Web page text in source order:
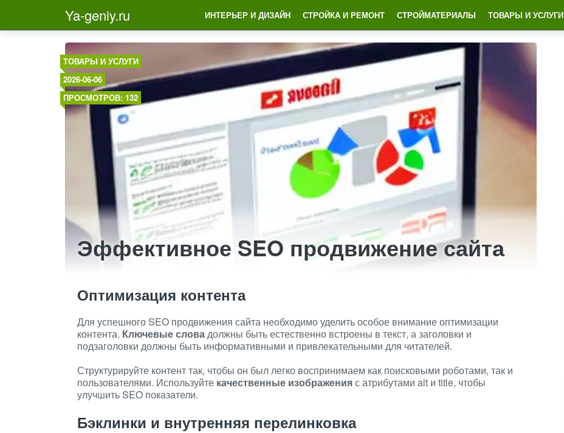
Ya-geniy.ru ИНТЕРЬЕР И ДИЗАЙН СТРОЙКА И РЕМОНТ СТРОЙМАТЕРИАЛЫ ТОВАРЫ И УСЛУГИ
ТОВАРЫ И УСЛУГИ
2026-06-06
ПРОСМОТРОВ: 132
Эффективное SEO продвижение сайта
Оптимизация контента
Для успешного SEO продвижения сайта необходимо уделить особое внимание оптимизации
контента. Ключевые словадолжны быть естественно встроены в текст, а заголовки и
подзаголовки должны быть информативными и привлекательными для читателей.
Структурируйте контент так, чтобы он был легко воспринимаем как поисковыми роботами, так и
пользователями. Используйте качественные изображенияс атрибутами alt и title, чтобы
улучшить SEO показатели.
Бэклинки и внутренняя перелинковка